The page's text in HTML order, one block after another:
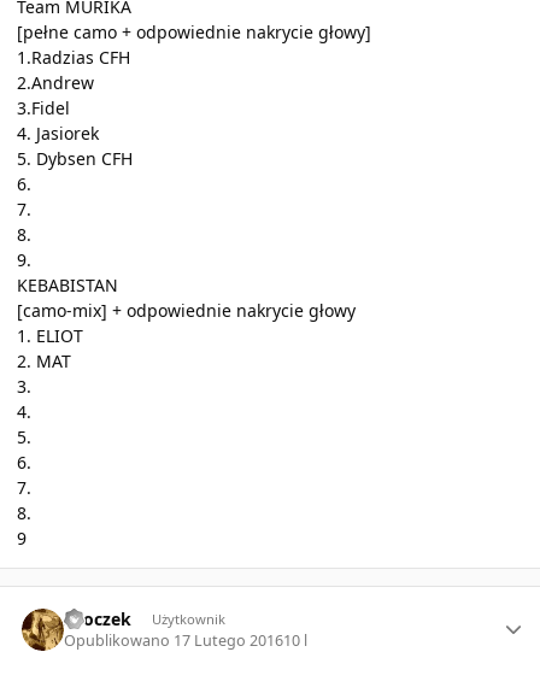
Team MURIKA
[pełne camo + odpowiednie nakrycie głowy]
1.Radzias CFH
2.Andrew
3.Fidel
4. Jasiorek
5. Dybsen CFH
6.
7.
8.
9.
KEBABISTAN
[camo-mix] + odpowiednie nakrycie głowy
1. ELIOT
2. MAT
3.
4.
5.
6.
7.
8.
9
skoczek Użytkownik
Opublikowano 17 Lutego 201610 l